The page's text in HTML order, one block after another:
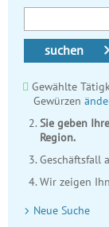
suchen
Gewählte
Gewürzen
Sie geben
Region.
Geschäftsfall
Wir zeigen
Neue Suche